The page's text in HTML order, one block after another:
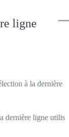
ligne
à la dernière
dernière ligne